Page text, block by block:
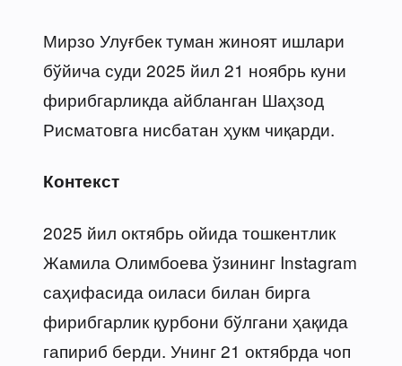
Мирзо Улуғбек туман жиноят ишлари
бўйича суди 2025 йил 21 ноябрь куни
фирибгарликда айбланган Шаҳзод
Рисматовга нисбатан ҳукм чиқарди.
Контекст
2025 йил октябрь ойида тошкентлик
Жамила Олимбоева ўзининг Instagram
саҳифасида оиласи билан бирга
фирибгарлик қурбони бўлгани ҳақида
гапириб берди. Унинг 21 октябрда чоп